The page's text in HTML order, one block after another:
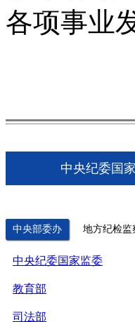
各项事业
中央纪委国
中央部委办 地方纪检监
中央纪委国家监委
教育部
司法部